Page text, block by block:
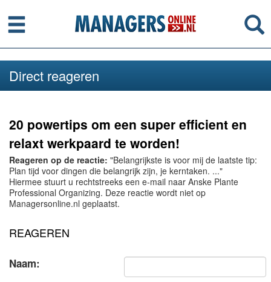
Menu
Direct reageren
20 powertips om een super efficient en
relaxt werkpaard te worden!
Reageren op de reactie: "Belangrijkste is voor mij de laatste tip:
Plan tijd voor dingen die belangrijk zijn, je kerntaken. ..."
Hiermee stuurt u rechtstreeks een e-mail naar Anske Plante
Professional Organizing. Deze reactie wordt niet op
Managersonline.nl geplaatst.
REAGEREN
Naam: